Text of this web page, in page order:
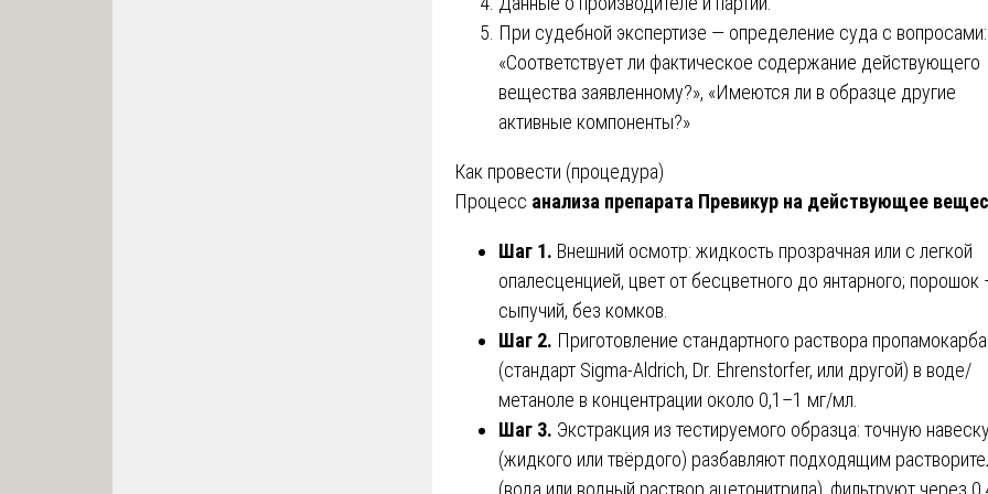
При судебной экспертизе — определение суда с вопросами:
«Соответствует ли фактическое содержание действующего
вещества заявленному?», «Имеются ли в образце другие
активные компоненты?»
Как провести (процедура)
Процесс анализа препарата Превикур на действующее
Шаг 1. Внешний осмотр: жидкость прозрачная или с легкой
опалесценцией, цвет от бесцветного до янтарного; порошок
сыпучий, без комков.
Шаг 2. Приготовление стандартного раствора пропамокарба
(стандарт Sigma-Aldrich, Dr. Ehrenstorfer, или другой) в воде/
метаноле в концентрации около 0,1–1 мг/мл.
Шаг 3. Экстракция из тестируемого образца: точную навеску
(жидкого или твёрдого) разбавляют подходящим
(вода или водный раствор ацетонитрила), фильтруют через